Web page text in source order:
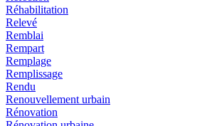
Réhabilitation
Relevé
Remblai
Rempart
Remplage
Remplissage
Rendu
Renouvellement urbain
Rénovation